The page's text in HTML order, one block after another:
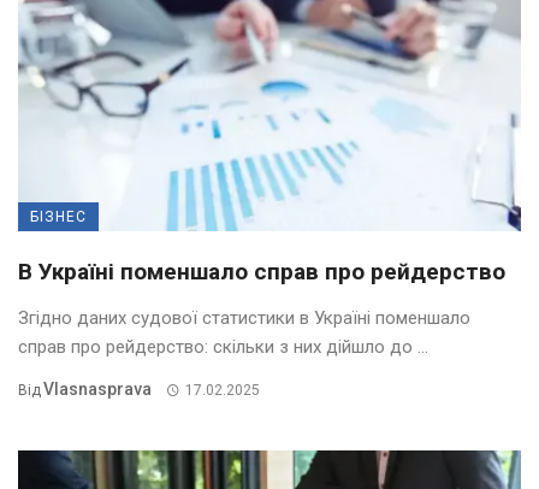
БІЗНЕС
В Україні поменшало справ про рейдерство
Згідно даних судової статистики в Україні поменшало
справ про рейдерство: скільки з них дійшло до ...
ВідVlasnasprava 17.02.2025